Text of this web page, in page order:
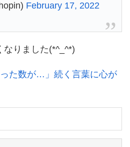
February 17, 2022
なりました(*^_^*)
った数が…」続く言葉に心が